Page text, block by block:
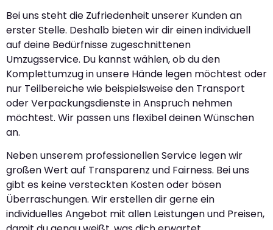
Bei uns steht die Zufriedenheit unserer Kunden an
erster Stelle. Deshalb bieten wir dir einen individuell
auf deine Bedürfnisse zugeschnittenen
Umzugsservice. Du kannst wählen, ob du den
Komplettumzug in unsere Hände legen möchtest oder
nur Teilbereiche wie beispielsweise den Transport
oder Verpackungsdienste in Anspruch nehmen
möchtest. Wir passen uns flexibel deinen Wünschen
an.
Neben unserem professionellen Service legen wir
großen Wert auf Transparenz und Fairness. Bei uns
gibt es keine versteckten Kosten oder bösen
Überraschungen. Wir erstellen dir gerne ein
individuelles Angebot mit allen Leistungen und Preisen,